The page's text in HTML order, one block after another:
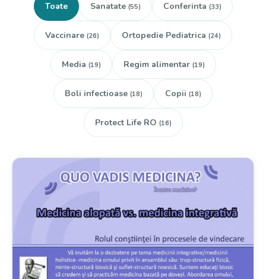
Toate Sanatate (55) Conferinta (33)
Vaccinare (26) Ortopedie Pediatrica (24)
Media (19) Regim alimentar (19)
Boli infectioase (18) Copii (18)
Protect Life RO (16)